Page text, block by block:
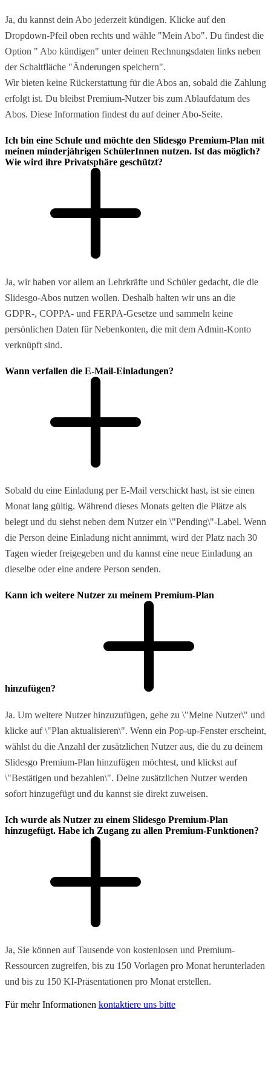
Ja, du kannst dein Abo jederzeit kündigen. Klicke auf den
Dropdown-Pfeil oben rechts und wähle "Mein Abo". Du findest die
Option " Abo kündigen" unter deinen Rechnungsdaten links neben
der Schaltfläche "Änderungen speichern".
Wir bieten keine Rückerstattung für die Abos an, sobald die Zahlung
erfolgt ist. Du bleibst Premium-Nutzer bis zum Ablaufdatum des
Abos. Diese Information findest du auf deiner Abo-Seite.
Ich bin eine Schule und möchte den Slidesgo Premium-Plan mit
meinen minderjährigen SchülerInnen nutzen. Ist das möglich?
Wie wird ihre Privatsphäre geschützt?
Ja, wir haben vor allem an Lehrkräfte und Schüler gedacht, die die
Slidesgo-Abos nutzen wollen. Deshalb halten wir uns an die
GDPR-, COPPA- und FERPA-Gesetze und sammeln keine
persönlichen Daten für Nebenkonten, die mit dem Admin-Konto
verknüpft sind.
Wann verfallen die E-Mail-Einladungen?
Sobald du eine Einladung per E-Mail verschickt hast, ist sie einen
Monat lang gültig. Während dieses Monats gelten die Plätze als
belegt und du siehst neben dem Nutzer ein \"Pending\"-Label. Wenn
die Person deine Einladung nicht annimmt, wird der Platz nach 30
Tagen wieder freigegeben und du kannst eine neue Einladung an
dieselbe oder eine andere Person senden.
Kann ich weitere Nutzer zu meinem Premium-Plan
hinzufügen?
Ja. Um weitere Nutzer hinzuzufügen, gehe zu \"Meine Nutzer\" und
klicke auf \"Plan aktualisieren\". Wenn ein Pop-up-Fenster erscheint,
wählst du die Anzahl der zusätzlichen Nutzer aus, die du zu deinem
Slidesgo Premium-Plan hinzufügen möchtest, und klickst auf
\"Bestätigen und bezahlen\". Deine zusätzlichen Nutzer werden
sofort hinzugefügt und du kannst sie direkt zuweisen.
Ich wurde als Nutzer zu einem Slidesgo Premium-Plan
hinzugefügt. Habe ich Zugang zu allen Premium-Funktionen?
Ja, Sie können auf Tausende von kostenlosen und Premium-
Ressourcen zugreifen, bis zu 150 Vorlagen pro Monat herunterladen
und bis zu 150 KI-Präsentationen pro Monat erstellen.
Für mehr Informationen kontaktiere uns bitte